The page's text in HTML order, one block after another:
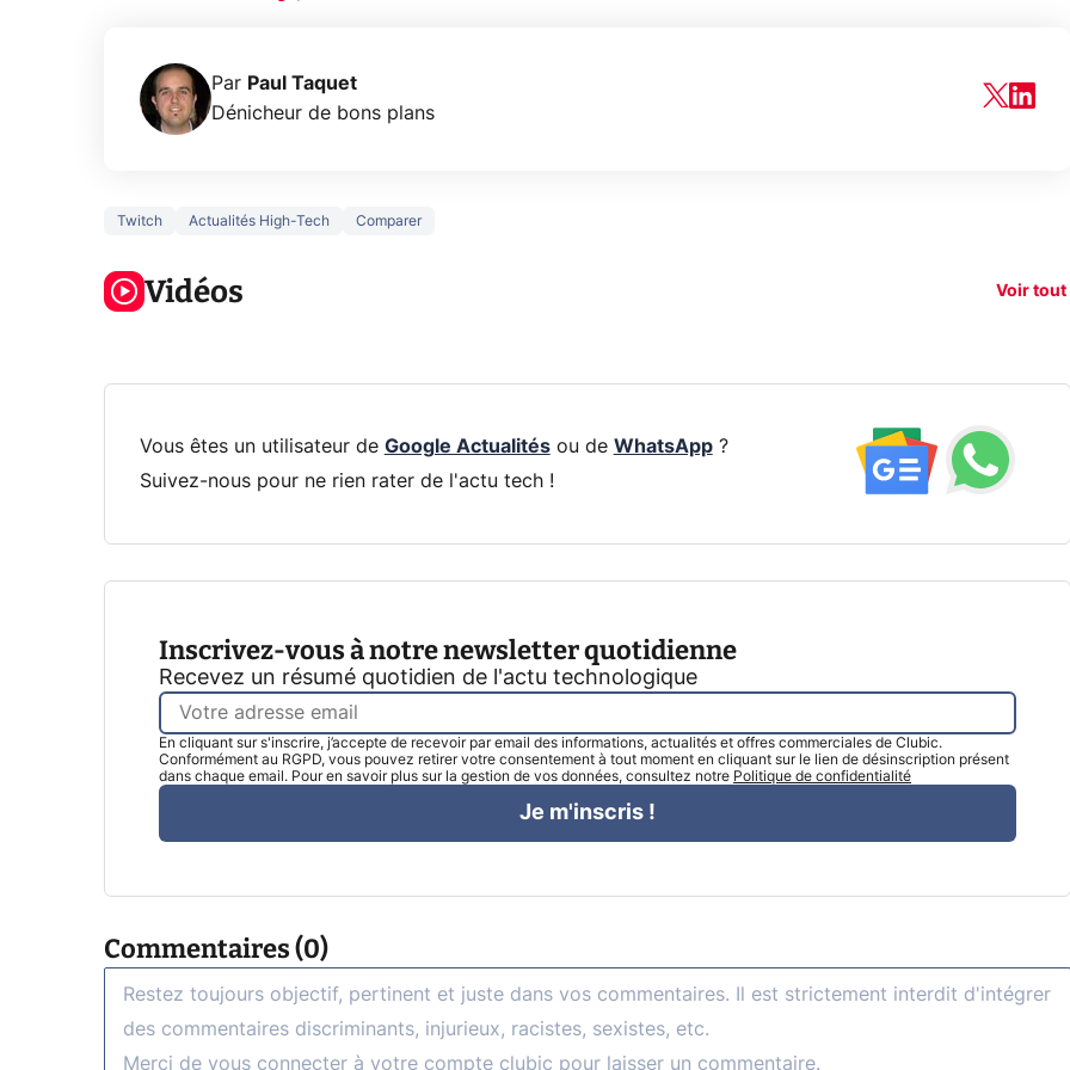
Par Paul Taquet
Dénicheur de bons plans
Twitch Actualités High-Tech Comparer
Vidéos Voir tout
la navigation
privée !
pas
Vous êtes un utilisateur de Google Actualitésou de WhatsApp?
Suivez-nous pour ne rien rater de l'actu tech !
Inscrivez-vous à notre newsletter quotidienne
Recevez un résumé quotidien de l'actu technologique
En cliquant sur s'inscrire, j’accepte de recevoir par email des informations, actualités et offres commerciales de Clubic.
Conformément au RGPD, vous pouvez retirer votre consentement à tout moment en cliquant sur le lien de désinscription présent
dans chaque email. Pour en savoir plus sur la gestion de vos données, consultez notre Politique de confidentialité
Je m'inscris !
Commentaires (0)